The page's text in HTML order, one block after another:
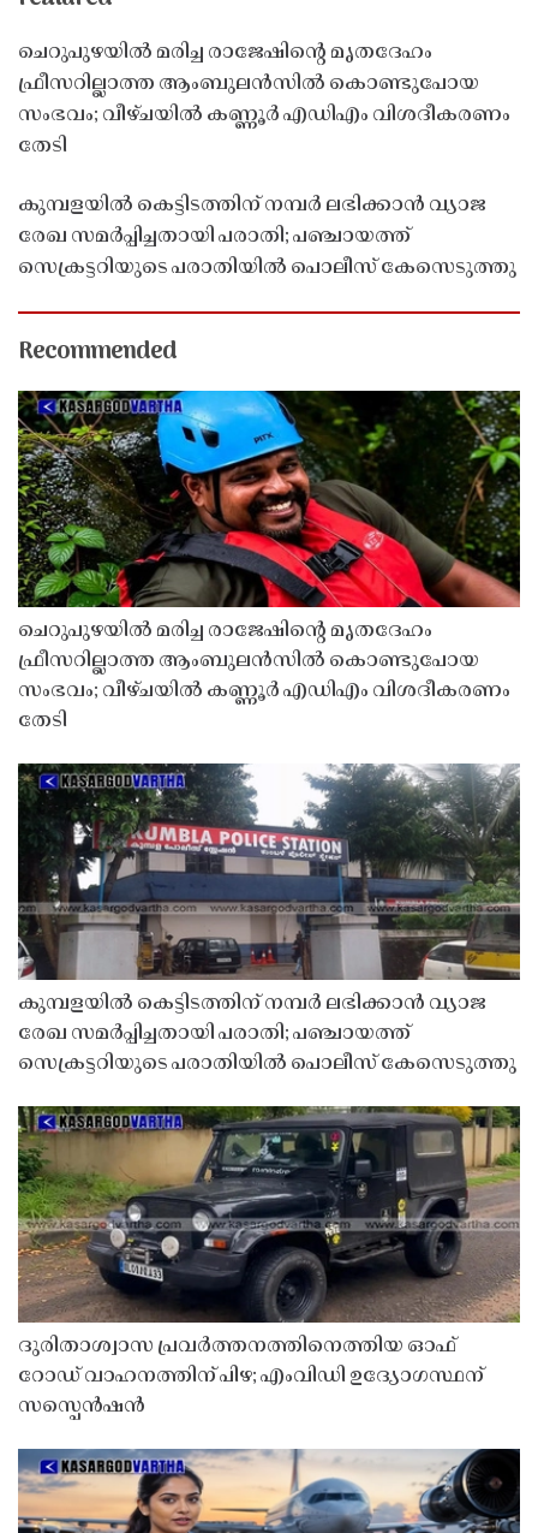
ചെറുപുഴയിൽ മരിച്ച രാജേഷിൻ്റെ മൃതദേഹം
ഫ്രീസറില്ലാത്ത ആംബുലൻസിൽ കൊണ്ടുപോയ
സംഭവം; വീഴ്ചയിൽ കണ്ണൂർ എഡിഎം വിശദീകരണം
തേടി
കുമ്പളയിൽ കെട്ടിടത്തിന് നമ്പർ ലഭിക്കാൻ വ്യാജ
രേഖ സമർപ്പിച്ചതായി പരാതി; പഞ്ചായത്ത്
സെക്രട്ടറിയുടെ പരാതിയിൽ പൊലീസ് കേസെടുത്തു
Recommended
ചെറുപുഴയിൽ മരിച്ച രാജേഷിൻ്റെ മൃതദേഹം
ഫ്രീസറില്ലാത്ത ആംബുലൻസിൽ കൊണ്ടുപോയ
സംഭവം; വീഴ്ചയിൽ കണ്ണൂർ എഡിഎം വിശദീകരണം
തേടി
കുമ്പളയിൽ കെട്ടിടത്തിന് നമ്പർ ലഭിക്കാൻ വ്യാജ
രേഖ സമർപ്പിച്ചതായി പരാതി; പഞ്ചായത്ത്
സെക്രട്ടറിയുടെ പരാതിയിൽ പൊലീസ് കേസെടുത്തു
ദുരിതാശ്വാസ പ്രവർത്തനത്തിനെത്തിയ ഓഫ്
റോഡ് വാഹനത്തിന് പിഴ; എംവിഡി ഉദ്യോഗസ്ഥന്
സസ്പെൻഷൻ